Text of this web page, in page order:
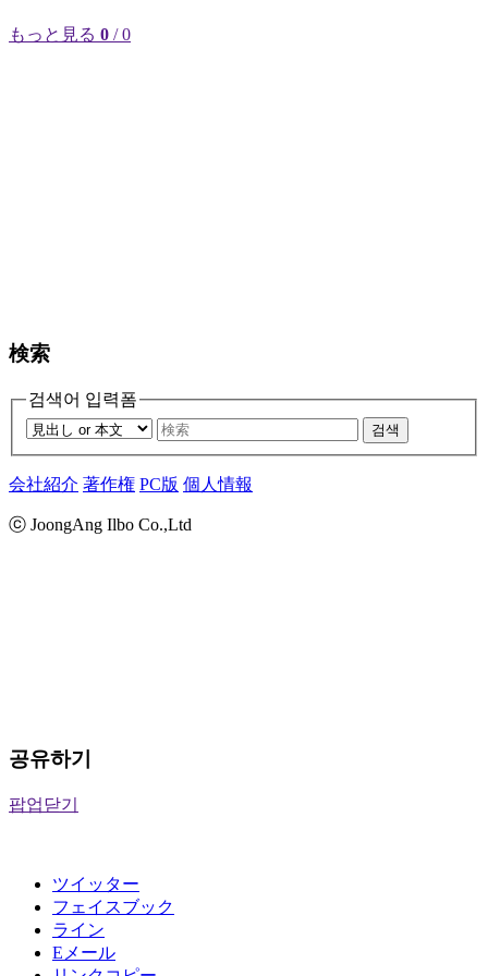
もっと見る 0 / 0
検索
검색어 입력폼
검색
会社紹介 著作権 PC版 個人情報
ⓒ JoongAng Ilbo Co.,Ltd
공유하기
팝업닫기
ツイッター
フェイスブック
ライン
Eメール